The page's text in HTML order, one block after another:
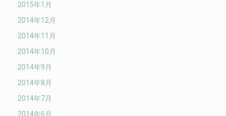
2015年1月
2014年12月
2014年11月
2014年10月
2014年9月
2014年8月
2014年7月
2014年6月